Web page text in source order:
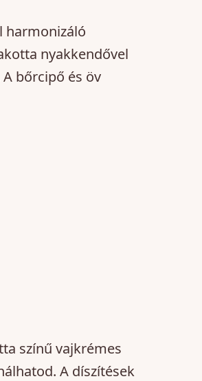
harmonizáló
nyakkendővel
bőrcipő és öv
színű vajkrémes
A díszítések